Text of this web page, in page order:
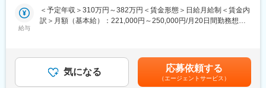
■就業環境
5日勤務1日休みのサイクルで、各種休暇制度や独身寮、資格取得
現場経験を積み、将来的には主任や管理職へのステップアップが
可能です。農業経営や専門技術者への道も開かれています。
ステムとなっております。タンクローリーで運べる乳を計算し、
タンクローリーの手配も行っていただきます。
ため、大切な繁殖のお仕事もスタッフにお任せをいたします。
・育成
生後20日までの子牛は一頭ずつ人の手で育てております。飼料・
給与
＜予定年収＞310万円～382万円＜賃金形態＞日給月給制＜賃金内
訳＞月額（基本給）：221,000円～250,000円/月20日間勤務想定
手当＞有賃金はあくまでも目安の金額であり、選考を通じて上下
する可能性があります。月給(月額)は固定手当を含めた表記です。
気になる 応募依頼する
（エージェントサービス）